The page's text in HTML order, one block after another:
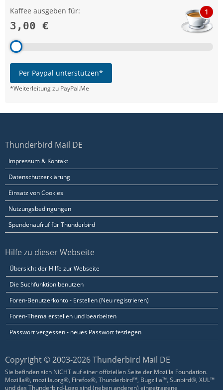
Kaffee ausgeben für:
3,00 €
1
Per Paypal unterstützen*
*Weiterleitung zu PayPal.Me
Thunderbird Mail DE
Impressum & Kontakt
Datenschutzerklärung
Einsatz von Cookies
Nutzungsbedingungen
Spendenaufruf für Thunderbird
Hilfe zu dieser Webseite
Übersicht der Hilfe zur Webseite
Die Suchfunktion benutzen
Foren-Benutzerkonto - Erstellen (Neu registrieren)
Foren-Thema erstellen und bearbeiten
Passwort vergessen - neues Passwort festlegen
Copyright © 2003-2026 Thunderbird Mail DE
Sie befinden sich NICHT auf einer offiziellen Seite der Mozilla Foundation.
Mozilla®, mozilla.org®, Firefox®, Thunderbird™, Bugzilla™, Sunbird®, XUL™
und das Thunderbird-Logo sind (neben anderen) eingetragene